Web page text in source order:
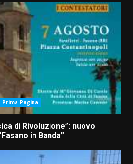
Prima Pagina
di Rivoluzione”: nuovo
in Banda”